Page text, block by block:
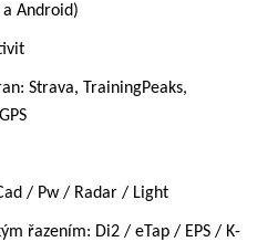
Android)
Strava, TrainingPeaks,
/ Pw / Radar / Light
řazením: Di2 / eTap / EPS / K-